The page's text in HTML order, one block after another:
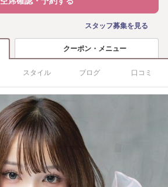
スタッフ募集を見る
クーポン・メニュー
スタイル ブログ 口コミ